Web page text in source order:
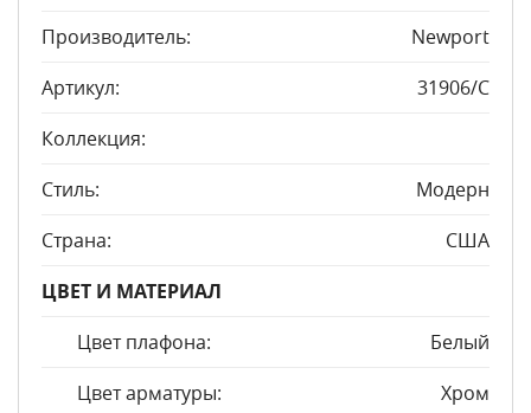
Производитель:
Newport
Артикул:
31906/С
Коллекция:
Стиль:
Модерн
Страна:
США
ЦВЕТ И МАТЕРИАЛ
Цвет плафона:
Белый
Цвет арматуры:
Хром